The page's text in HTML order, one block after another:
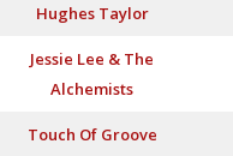
Hughes Taylor
Jessie Lee & The
Alchemists
Touch Of Groove